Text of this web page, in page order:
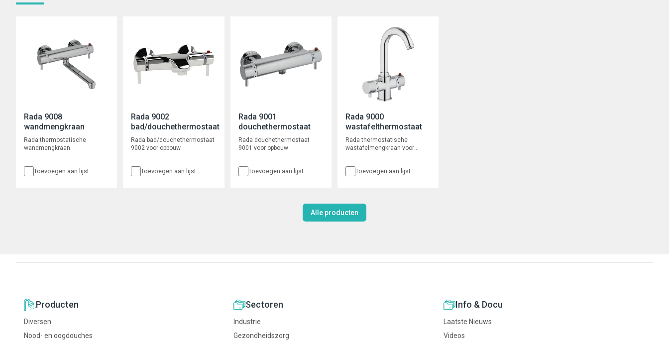
Rada 9008
wandmengkraan
Rada thermostatische
wandmengkraan
Toevoegen aan lijst
Rada 9002
bad/douchethermostaat
Rada bad/douchethermostaat
9002 voor opbouw
Toevoegen aan lijst
Rada 9001
douchethermostaat
Rada douchethermostaat
9001 voor opbouw
Toevoegen aan lijst
Rada 9000
wastafelthermostaat
Rada thermostatische
wastafelmengkraan voor
Toevoegen aan lijst
Alle producten
Producten
Diversen
Nood- en oogdouches
Sectoren
Industrie
Gezondheidszorg
Info & Docu
Laatste Nieuws
Videos